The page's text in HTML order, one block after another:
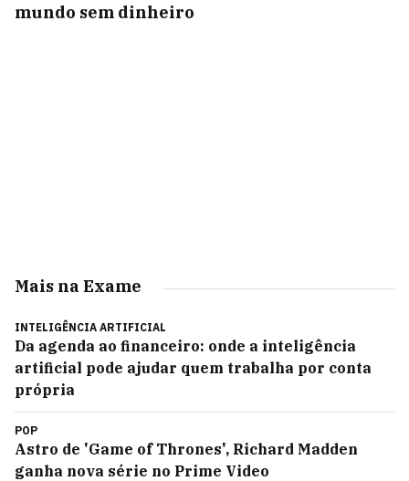
mundo sem dinheiro
Mais na Exame
INTELIGÊNCIA ARTIFICIAL
Da agenda ao financeiro: onde a inteligência
artificial pode ajudar quem trabalha por conta
própria
POP
Astro de 'Game of Thrones', Richard Madden
ganha nova série no Prime Video